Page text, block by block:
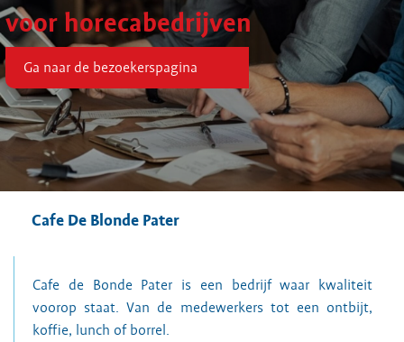
voor horecabedrijven
Ga naar de bezoekerspagina
Cafe De Blonde Pater
Cafe de Bonde Pater is een bedrijf waar kwaliteit
voorop staat. Van de medewerkers tot een ontbijt,
koffie, lunch of borrel.